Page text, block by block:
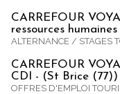
CARREFOUR
ressources
ALTERNANCE / STAGES
CARREFOUR
CDI - (St Brice (77))
OFFRES D'EMPLOI